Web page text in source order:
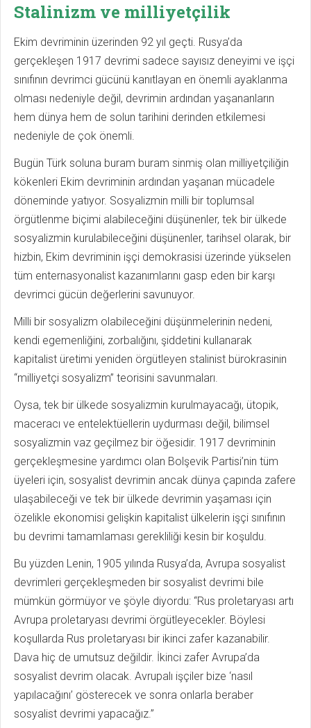
Stalinizm ve milliyetçilik
Ekim devriminin üzerinden 92 yıl geçti. Rusya’da
gerçekleşen 1917 devrimi sadece sayısız deneyimi ve işçi
sınıfının devrimci gücünü kanıtlayan en önemli ayaklanma
olması nedeniyle değil, devrimin ardından yaşananların
hem dünya hem de solun tarihini derinden etkilemesi
nedeniyle de çok önemli.
Bugün Türk soluna buram buram sinmiş olan milliyetçiliğin
kökenleri Ekim devriminin ardından yaşanan mücadele
döneminde yatıyor. Sosyalizmin milli bir toplumsal
örgütlenme biçimi alabileceğini düşünenler, tek bir ülkede
sosyalizmin kurulabileceğini düşünenler, tarihsel olarak, bir
hizbin, Ekim devriminin işçi demokrasisi üzerinde yükselen
tüm enternasyonalist kazanımlarını gasp eden bir karşı
devrimci gücün değerlerini savunuyor.
Milli bir sosyalizm olabileceğini düşünmelerinin nedeni,
kendi egemenliğini, zorbalığını, şiddetini kullanarak
kapitalist üretimi yeniden örgütleyen stalinist bürokrasinin
“milliyetçi sosyalizm” teorisini savunmaları.
Oysa, tek bir ülkede sosyalizmin kurulmayacağı, ütopik,
maceracı ve entelektüellerin uydurması değil, bilimsel
sosyalizmin vaz geçilmez bir öğesidir. 1917 devriminin
gerçekleşmesine yardımcı olan Bolşevik Partisi’nin tüm
üyeleri için, sosyalist devrimin ancak dünya çapında zafere
ulaşabileceği ve tek bir ülkede devrimin yaşaması için
özelikle ekonomisi gelişkin kapitalist ülkelerin işçi sınıfının
bu devrimi tamamlaması gerekliliği kesin bir koşuldu.
Bu yüzden Lenin, 1905 yılında Rusya’da, Avrupa sosyalist
devrimleri gerçekleşmeden bir sosyalist devrimi bile
mümkün görmüyor ve şöyle diyordu: “Rus proletaryası artı
Avrupa proletaryası devrimi örgütleyecekler. Böylesi
koşullarda Rus proletaryası bir ikinci zafer kazanabilir.
Dava hiç de umutsuz değildir. İkinci zafer Avrupa’da
sosyalist devrim olacak. Avrupalı işçiler bize ‘nasıl
yapılacağını’ gösterecek ve sonra onlarla beraber
sosyalist devrimi yapacağız.”